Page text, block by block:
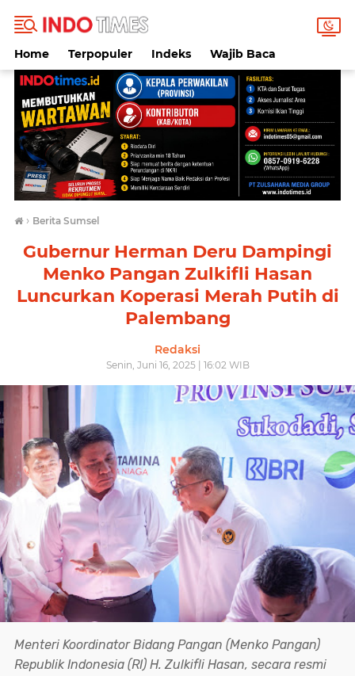
Home Terpopuler Indeks Wajib Baca
› Berita Sumsel
Gubernur Herman Deru Dampingi
Menko Pangan Zulkifli Hasan
Luncurkan Koperasi Merah Putih di
Palembang
Redaksi
Senin, Juni 16, 2025 | 16:02 WIB
Menteri Koordinator Bidang Pangan (Menko Pangan)
Republik Indonesia (RI) H. Zulkifli Hasan, secara resmi